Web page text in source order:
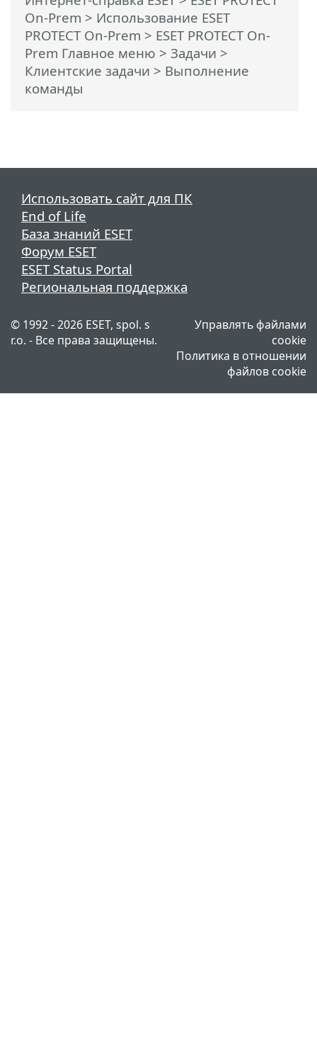
On-Prem > Использование ESET
PROTECT On-Prem > ESET PROTECT On-
Prem Главное меню > Задачи >
Клиентские задачи > Выполнение
команды
Использовать сайт для ПК
End of Life
База знаний ESET
Форум ESET
ESET Status Portal
Региональная поддержка
© 1992 - 2026 ESET, spol. s
r.o. - Все права защищены.
Управлять файлами
cookie
Политика в отношении
файлов cookie